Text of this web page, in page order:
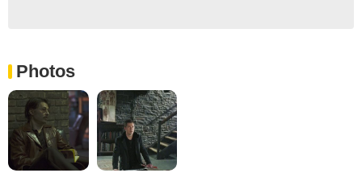
Photos